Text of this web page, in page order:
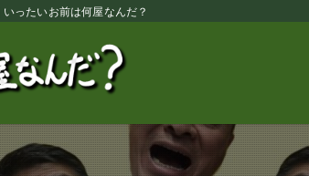
ったいお前は何屋なんだ？